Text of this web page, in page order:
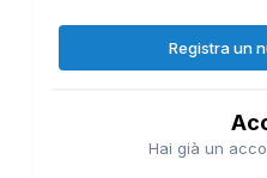
Registra un
Hai già un